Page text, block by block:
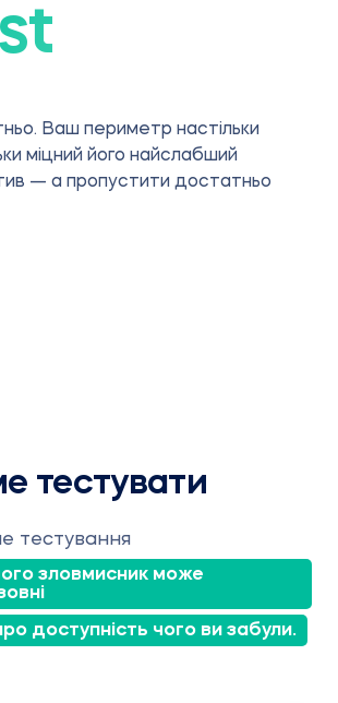
Ваш периметр настільки
міцний його найслабший
— а пропустити достатньо
тестувати
тестування
зловмисник може
доступність чого ви забули.